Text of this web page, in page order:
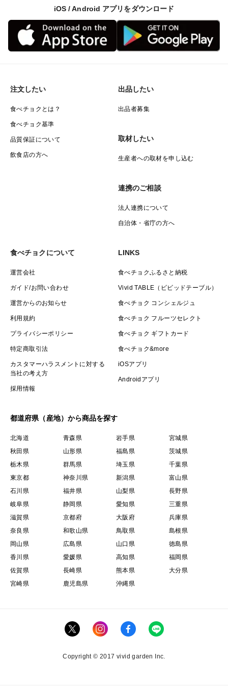
iOS / Android アプリをダウンロード
注文したい
食べチョクとは？
食べチョク基準
品質保証について
飲食店の方へ
出品したい
出品者募集
取材したい
生産者への取材を申し込む
連携のご相談
法人連携について
自治体・省庁の方へ
食べチョクについて
運営会社
ガイド/お問い合わせ
運営からのお知らせ
利用規約
プライバシーポリシー
特定商取引法
カスタマーハラスメントに対する
当社の考え方
採用情報
LINKS
食べチョクふるさと納税
Vivid TABLE（ビビッドテーブル）
食べチョク コンシェルジュ
食べチョク フルーツセレクト
食べチョク ギフトカード
食べチョク&more
iOSアプリ
Androidアプリ
都道府県（産地）から商品を探す
北海道 青森県 岩手県
宮城県
秋田県
山形県 福島県
茨城県
栃木県
群馬県 埼玉県
千葉県
東京都
神奈川県 新潟県
富山県
石川県
福井県 山梨県
長野県
岐阜県
静岡県 愛知県
三重県
滋賀県
京都府 大阪府
兵庫県
奈良県
和歌山県 鳥取県
島根県
岡山県
広島県 山口県
徳島県
香川県
愛媛県 高知県
福岡県
佐賀県
長崎県 熊本県
大分県
宮崎県
鹿児島県 沖縄県
Copyright © 2017 vivid garden Inc.